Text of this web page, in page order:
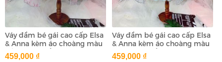
Váy đầm bé gái cao cấp Elsa
& Anna kèm áo choàng màu
hồng (2-8 tuổi)
459,000 ₫
Váy đầm bé gái cao cấp Elsa
& Anna kèm áo choàng màu
xanh (2-8 tuổi)
459,000 ₫